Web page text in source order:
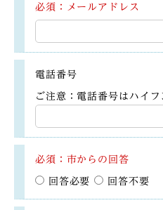
必須：メールアドレス
電話番号
ご注意：電話番号はハイ
必須：市からの回答
回答必要 回答不要